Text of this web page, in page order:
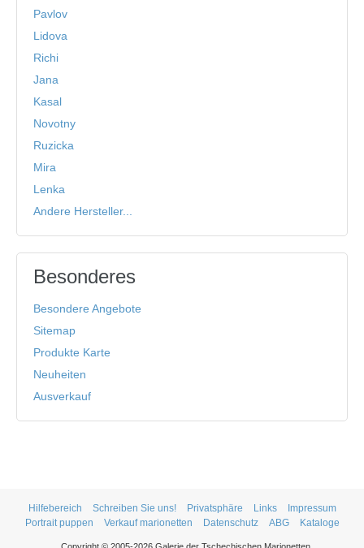
Pavlov
Lidova
Richi
Jana
Kasal
Novotny
Ruzicka
Mira
Lenka
Andere Hersteller...
Besonderes
Besondere Angebote
Sitemap
Produkte Karte
Neuheiten
Ausverkauf
Hilfebereich Schreiben Sie uns! Privatsphäre Links
Impressum
Portrait puppen
Verkauf marionetten Datenschutz ABG Kataloge